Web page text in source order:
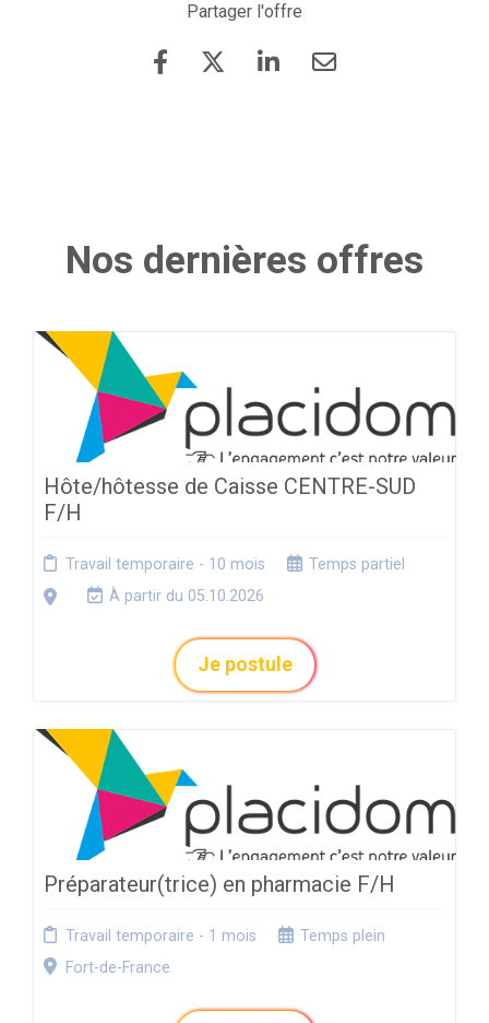
Partager l'offre
Nos dernières offres
Hôte/hôtesse de Caisse CENTRE-SUD
F/H
Travail temporaire - 10 mois
Temps partiel
À partir du 05.10.2026
Je postule
Préparateur(trice) en pharmacie F/H
Travail temporaire - 1 mois
Temps plein
Fort-de-France